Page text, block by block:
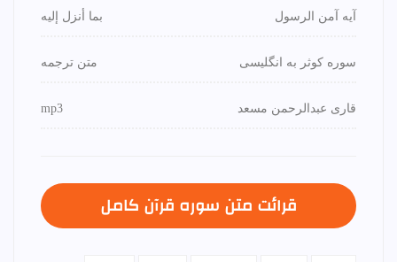
آیه آمن الرسول بما أنزل إليه
سوره کوثر به انگلیسی متن ترجمه
قاری عبدالرحمن مسعد mp3
قرائت متن سوره قرآن كامل